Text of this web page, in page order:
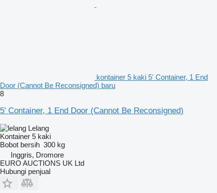
kontainer 5 kaki 5' Container, 1 End
Door (Cannot Be Reconsigned) baru
8
5' Container, 1 End Door (Cannot Be Reconsigned)
Lelang
Kontainer 5 kaki
Bobot bersih 300 kg
Inggris, Dromore
EURO AUCTIONS UK Ltd
Hubungi penjual